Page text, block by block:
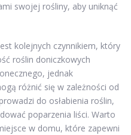
swojej rośliny, aby uniknąć
kolejnych czynnikiem, który
roślin doniczkowych
jednak
różnić się w zależności od
do osłabienia roślin,
poparzenia liści. Warto
w domu, które zapewni